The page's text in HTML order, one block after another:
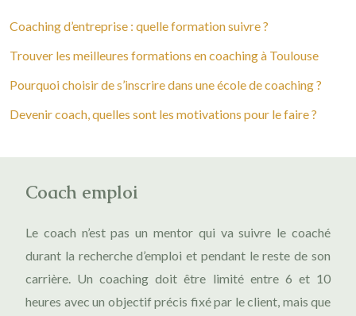
Coaching d’entreprise : quelle formation suivre ?
Trouver les meilleures formations en coaching à Toulouse
Pourquoi choisir de s’inscrire dans une école de coaching ?
Devenir coach, quelles sont les motivations pour le faire ?
Coach emploi
Le coach n’est pas un mentor qui va suivre le coaché
durant la recherche d’emploi et pendant le reste de son
carrière. Un coaching doit être limité entre 6 et 10
heures avec un objectif précis fixé par le client, mais que